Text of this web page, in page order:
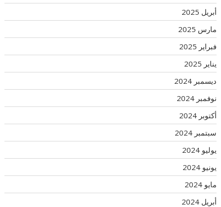
أبريل 2025
مارس 2025
فبراير 2025
يناير 2025
ديسمبر 2024
نوفمبر 2024
أكتوبر 2024
سبتمبر 2024
يوليو 2024
يونيو 2024
مايو 2024
أبريل 2024